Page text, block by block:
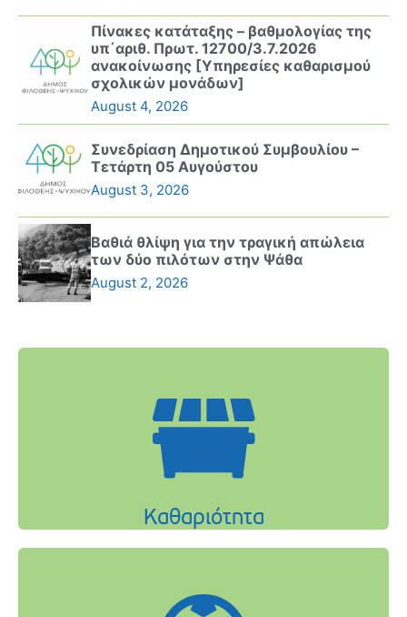
Πίνακες κατάταξης – βαθμολογίας της
υπ΄αριθ. Πρωτ. 12700/3.7.2026
ανακοίνωσης [Υπηρεσίες καθαρισμού
σχολικών μονάδων]
August 4, 2026
Συνεδρίαση Δημοτικού Συμβουλίου –
Τετάρτη 05 Αυγούστου
August 3, 2026
Βαθιά θλίψη για την τραγική απώλεια
των δύο πιλότων στην Ψάθα
August 2, 2026